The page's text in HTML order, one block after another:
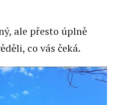
ale přesto úplně
co vás čeká.